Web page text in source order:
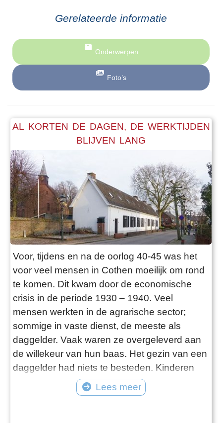
Gerelateerde informatie
Onderwerpen
Foto’s
AL KORTEN DE DAGEN, DE WERKTIJDEN
BLIJVEN LANG
Voor, tijdens en na de oorlog 40-45 was het
voor veel mensen in Cothen moeilijk om rond
te komen. Dit kwam door de economische
crisis in de periode 1930 – 1940. Veel
mensen werkten in de agrarische sector;
sommige in vaste dienst, de meeste als
daggelder. Vaak waren ze overgeleverd aan
de willekeur van hun baas. Het gezin van een
daggelder had niets te besteden. Kinderen
van 12-13 jaar moesten vaak al snel gaan
werken om de kost te verdienen. Zo kregen
Lees meer